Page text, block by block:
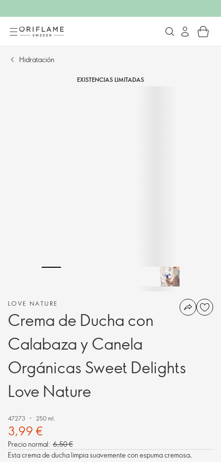
Hidratación
EXISTENCIAS LIMITADAS
LOVE NATURE
Crema de Ducha con
Calabaza y Canela
Orgánicas Sweet Delights
Love Nature
47273 250 ml.
3,99 €
Precio normal: 6,50 €
Esta crema de ducha limpia suavemente con espuma cremosa,